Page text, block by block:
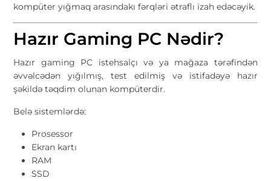
kompüter yığmaq arasındakı fərqləri ətraflı izah edəcəyik.
Hazır Gaming PC Nədir?
Hazır gaming PC istehsalçı və ya mağaza tərəfindən
əvvəlcədən yığılmış, test edilmiş və istifadəyə hazır
şəkildə təqdim olunan kompüterdir.
Belə sistemlərdə:
Prosessor
Ekran kartı
RAM
SSD